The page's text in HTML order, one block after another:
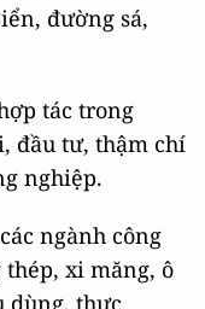
đường sá,
tác trong
đầu tư, thậm chí
nghiệp.
ngành công
xi măng, ô
dùng, thực